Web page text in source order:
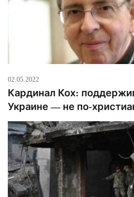
02.05.2022
Кардинал Кох:
Украине — не по-